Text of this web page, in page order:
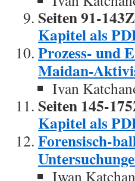
Seiten 91-
Kapitel als
Prozess- und
Maidan-
Ivan
Seiten 145-
Kapitel als
Forensisch-
Iwan